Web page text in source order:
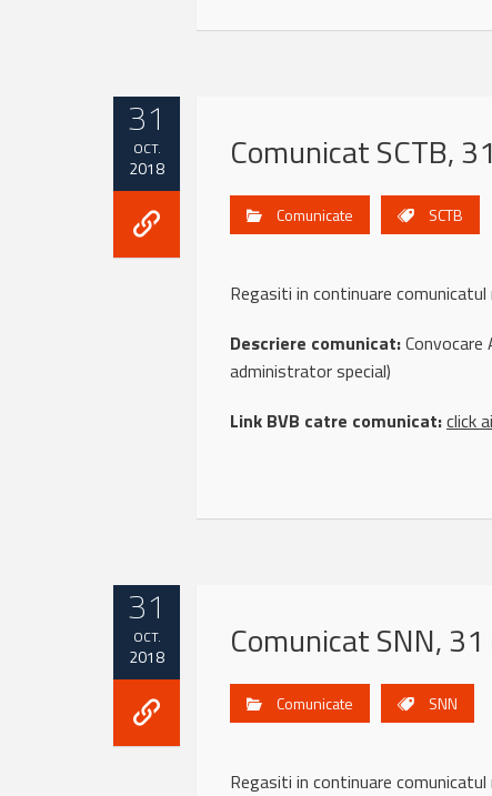
31
OCT.
2018 Comunicat SCTB,
Comunicate SCTB
Regasiti in continuare
Descriere comunicat:
administrator special)
Link BVB catre comunicat:click
31
OCT.
2018 Comunicat SNN,
Comunicate SNN
Regasiti in continuare comunicatul